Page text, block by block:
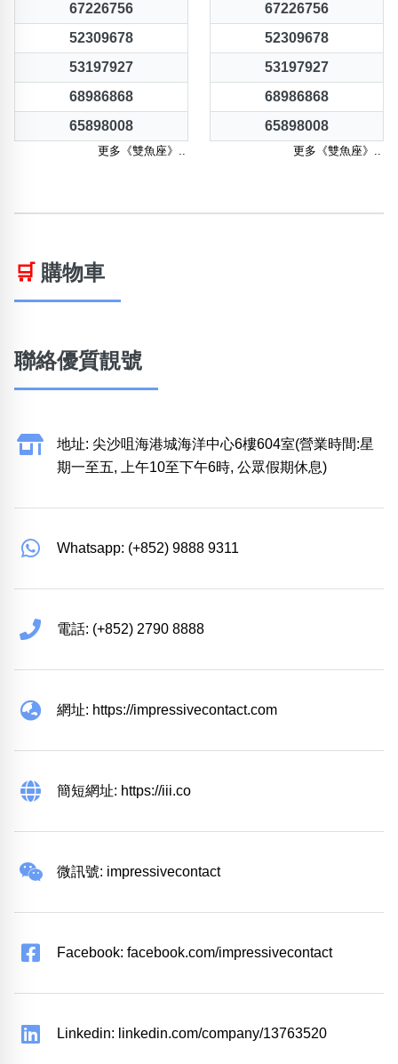
67226756
52309678
53197927
68986868
65898008
更多《雙魚座》..
67226756
52309678
53197927
68986868
65898008
更多《雙魚座》..
🛒 購物車
聯絡優質靚號
地址: 尖沙咀海港城海洋中心6樓604室(營業時間:星
期一至五, 上午10至下午6時, 公眾假期休息)
Whatsapp: (+852) 9888 9311
電話: (+852) 2790 8888
網址: https://impressivecontact.com
簡短網址: https://iii.co
微訊號: impressivecontact
Facebook: facebook.com/impressivecontact
Linkedin: linkedin.com/company/13763520